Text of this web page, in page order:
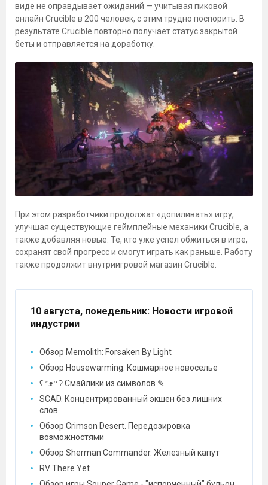
виде не оправдывает ожиданий — учитывая пиковой
онлайн Crucible в 200 человек, с этим трудно поспорить. В
результате Crucible повторно получает статус закрытой
беты и отправляется на доработку.
При этом разработчики продолжат «допиливать» игру,
улучшая существующие геймплейные механики Crucible, а
также добавляя новые. Те, кто уже успел обжиться в игре,
сохранят свой прогресс и смогут играть как раньше. Работу
также продолжит внутриигровой магазин Crucible.
10 августа, понедельник: Новости игровой
индустрии
Обзор Memolith: Forsaken By Light
Обзор Housewarming. Кошмарное новоселье
ʕ ᵔᴥᵔ ʔ Смайлики из символов ✎
SCAD. Концентрированный экшен без лишних
слов
Обзор Crimson Desert. Передозировка
возможностями
Обзор Sherman Commander. Железный капут
RV There Yet